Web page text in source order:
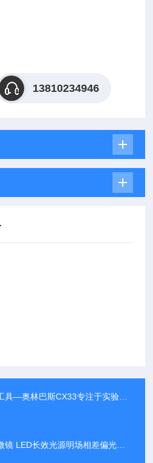
13810234946
林巴斯CX33专注于实验室教学研究使用
长效光源明场相差偏光红绿蓝激发 性价比高